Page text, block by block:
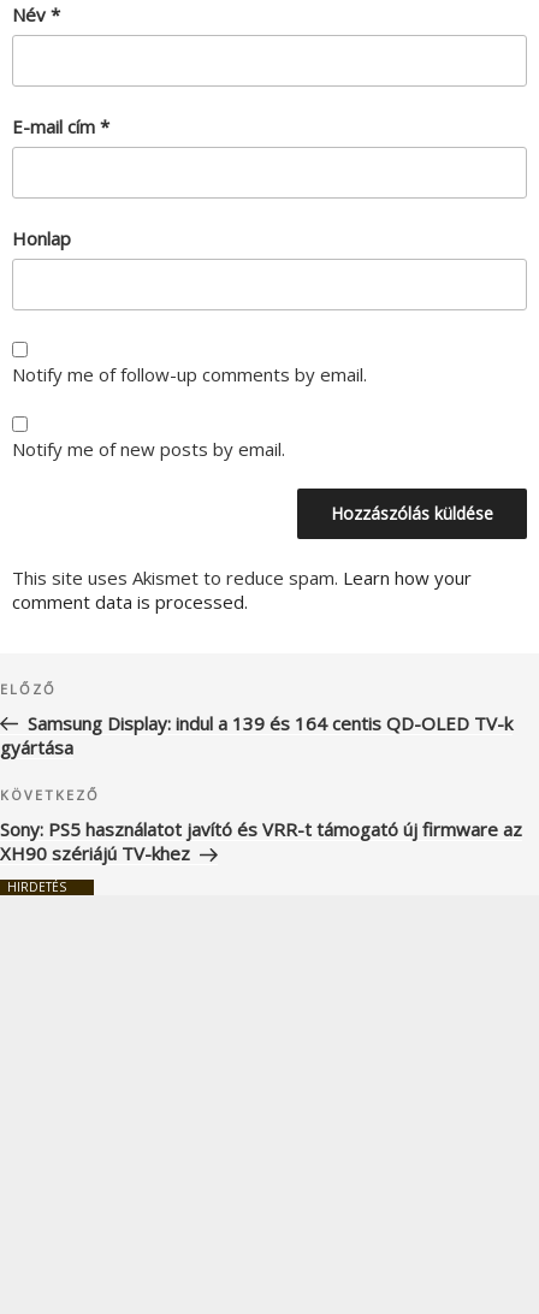
Név *
E-mail cím *
Honlap
Notify me of follow-up comments by email.
Notify me of new posts by email.
This site uses Akismet to reduce spam. Learn how your
comment data is processed.
navigáció
Korábbi
bejegyzés
ELŐZŐ
Samsung Display: indul a 139 és 164 centis QD-OLED TV-k
gyártása
Következő
bejegyzés
KÖVETKEZŐ
Sony: PS5 használatot javító és VRR-t támogató új firmware az
XH90 szériájú TV-khez
HIRDETÉS